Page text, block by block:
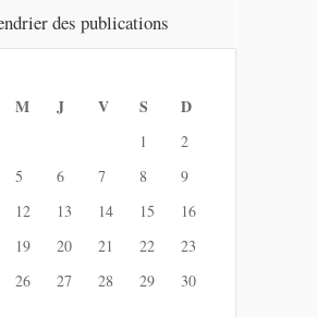
des publications
M J V S D
1
2
5 6 7 8
9
12 13 14 15
16
19 20 21 22
23
26 27 28 29
30